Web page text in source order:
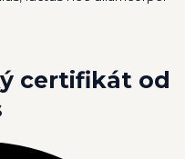
certifikát od